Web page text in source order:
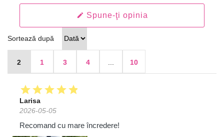
edit Spune-ţi opinia
Sortează după
2 1 3 4 10
starstarstarstarstar
Larisa
2026-05-05
Recomand cu mare încredere!